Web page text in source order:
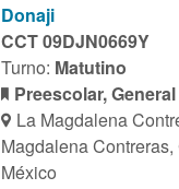
Donaji
CCT 09DJN0669Y
Turno: Matutino
Preescolar, General
La Magdalena
Magdalena
México